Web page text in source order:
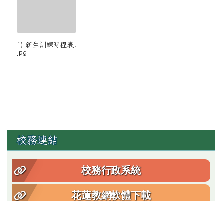
1) 新生訓練時程表.
jpg
左邊區域內容
校務連結
校務行政系統
花蓮教網軟體下載